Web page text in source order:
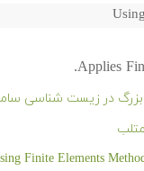
Applies
در زیست شناسی